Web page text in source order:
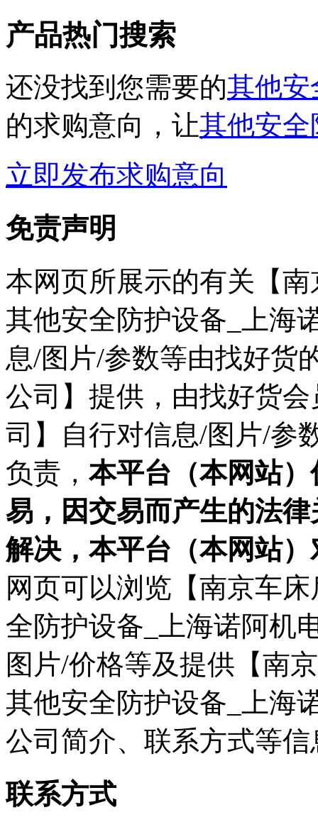
产品热门搜索
还没找到您需要的其他安
的求购意向，让其他安
立即发布求购意向
免责声明
本网页所展示的有关【
其他安全防护设备_上海
息/图片/参数等由找好货
公司】提供，由找好货
司】自行对信息/图片/参
负责，本平台（本网站
易，因交易而产生的法
解决，本平台（本网站
网页可以浏览【南京车
全防护设备_上海诺阿机
图片/价格等及提供【南
其他安全防护设备_上海
公司简介、联系方式等信
联系方式